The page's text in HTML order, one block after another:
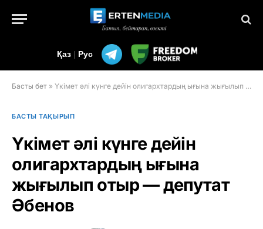
Қаз | Рус
Басты бет » Үкімет әлі күнге дейін олигархтардың ығына жығылып отыр — депутат Әбенов
БАСТЫ ТАҚЫРЫП
Үкімет әлі күнге дейін
олигархтардың ығына
жығылып отыр — депутат
Әбенов